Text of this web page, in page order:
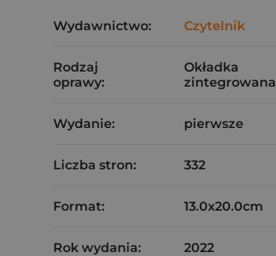
Wydawnictwo: Czytelnik
Rodzaj
oprawy:
Okładka
zintegrowana
Wydanie: pierwsze
Liczba stron: 332
Format: 13.0x20.0cm
Rok wydania: 2022